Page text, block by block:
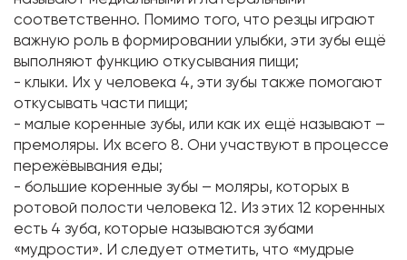
соответственно. Помимо того, что резцы играют
важную роль в формировании улыбки, эти зубы ещё
выполняют функцию откусывания пищи;
- клыки. Их у человека 4, эти зубы также помогают
откусывать части пищи;
- малые коренные зубы, или как их ещё называют –
премоляры. Их всего 8. Они участвуют в процессе
пережёвывания еды;
- большие коренные зубы – моляры, которых в
ротовой полости человека 12. Из этих 12 коренных
есть 4 зуба, которые называются зубами
«мудрости». И следует отметить, что «мудрые